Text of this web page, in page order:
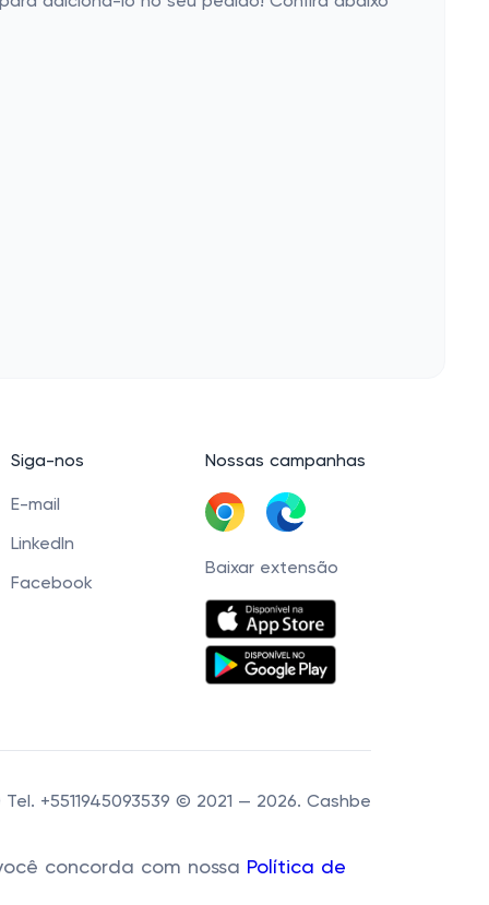
Siga-nos
E-mail
LinkedIn
Facebook
Nossas campanhas
Baixar extensão
+5511945093539 © 2021 — 2026. Cashbe
concorda com nossa Política de